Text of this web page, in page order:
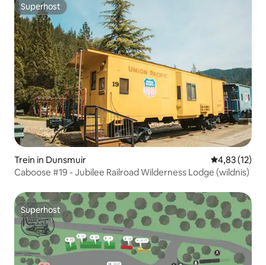
Superhost
Superhost
Trein in Dunsmuir Gemiddelde
4,83 (12)
Caboose #19 - Jubilee Railroad Wilderness Lodge (wildnis)
Superhost
Superhost